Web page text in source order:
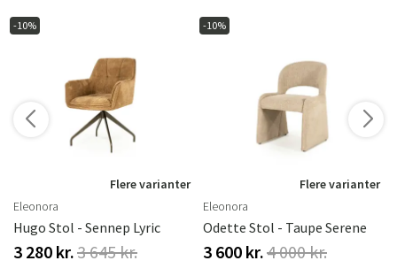
Suomi
-10%
Flere varianter
Eleonora
Hugo Stol - Sennep Lyric
3 280 kr.3 645 kr.
-10%
Flere varianter
Eleonora
Odette Stol - Taupe Serene
3 600 kr.4 000 kr.